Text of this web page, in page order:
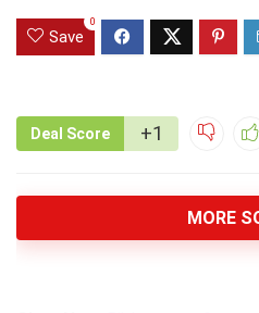
Save
0
Deal Score +1
MORE